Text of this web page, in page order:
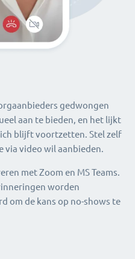
gedwongen
aan te bieden, en het lijkt
blijft voortzetten. Stel zelf
via video wil aanbieden.
met Zoom en MS Teams.
worden
om de kans op no-shows te